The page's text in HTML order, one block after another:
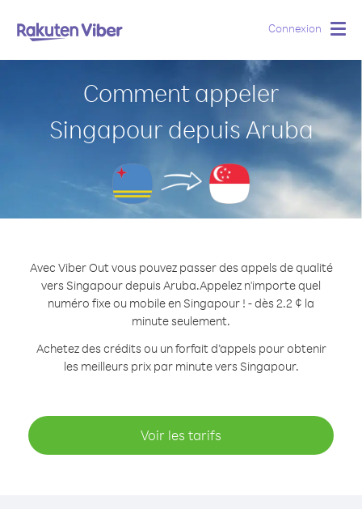
Connexion
Comment appeler
Singapour depuis Aruba
Avec Viber Out vous pouvez passer des appels de qualité
vers Singapour depuis Aruba.Appelez n'importe quel
numéro fixe ou mobile en Singapour ! - dès 2.2 ¢ la
minute seulement.
Achetez des crédits ou un forfait d’appels pour obtenir
les meilleurs prix par minute vers Singapour.
Voir les tarifs